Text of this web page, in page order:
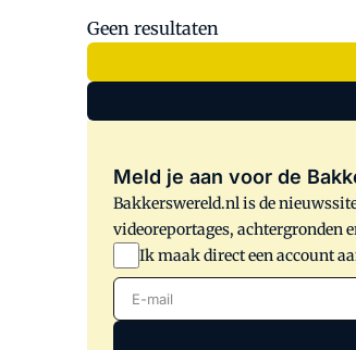
Geen resultaten
Meld je aan voor de
Bakkerswereld.nl is de
videoreportages, achtergronden
Ik maak direct een account
E-mail